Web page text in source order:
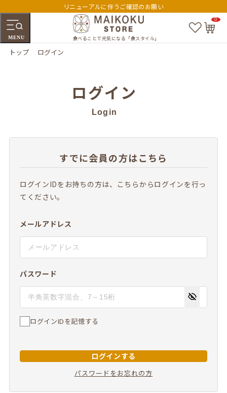
リニューアルに伴うご確認のお願い
MENU 食べることで元気になる「食スタイル」
お
気
カ
0
トップ ログイン
ログイン
Login
すでに会員の方はこちら
ログインIDをお持ちの方は、こちらからログインを行っ
てください。
メールアドレス
パスワード
ログインIDを記憶する
ログインする
パスワードをお忘れの方